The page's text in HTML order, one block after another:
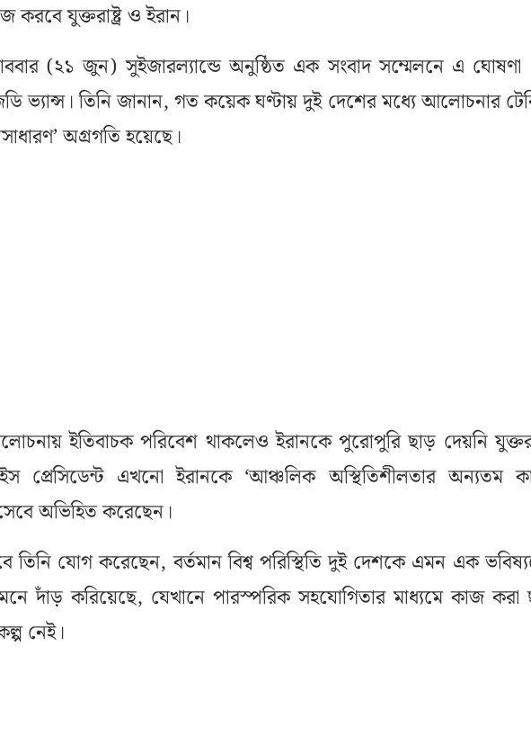
করবে যুক্তরাষ্ট্র ও ইরান।
(২১ জুন) সুইজারল্যান্ডে অনুষ্ঠিত এক সংবাদ সম্মেলনে এ ঘোষণা
ভ্যান্স। তিনি জানান, গত কয়েক ঘণ্টায় দুই দেশের মধ্যে আলোচনার
অগ্রগতি হয়েছে।
ইতিবাচক পরিবেশ থাকলেও ইরানকে পুরোপুরি ছাড় দেয়নি
প্রেসিডেন্ট এখনো ইরানকে ‘আঞ্চলিক অস্থিতিশীলতার অন্যতম
অভিহিত করেছেন।
তিনি যোগ করেছেন, বর্তমান বিশ্ব পরিস্থিতি দুই দেশকে এমন এক
দাঁড় করিয়েছে, যেখানে পারস্পরিক সহযোগিতার মাধ্যমে কাজ করা
নেই।